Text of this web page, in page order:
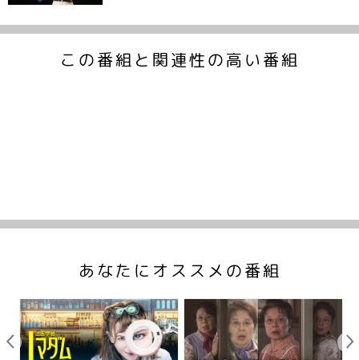
この番組と関連性の高い番組
あなたにオススメの番組